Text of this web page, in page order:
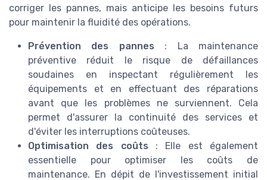
corriger les pannes, mais anticipe les besoins futurs
pour maintenir la fluidité des opérations.
Prévention des pannes : La maintenance
préventive réduit le risque de défaillances
soudaines en inspectant régulièrement les
équipements et en effectuant des réparations
avant que les problèmes ne surviennent. Cela
permet d'assurer la continuité des services et
d'éviter les interruptions coûteuses.
Optimisation des coûts : Elle est également
essentielle pour optimiser les coûts de
maintenance. En dépit de l'investissement initial